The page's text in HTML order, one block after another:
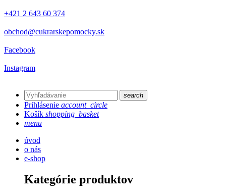
+421 2 643 60 374
obchod@cukrarskepomocky.sk
Facebook
Instagram
search
Prihlásenie account_circle
Košík shopping_basket
menu
úvod
o nás
e-shop
Kategórie produktov